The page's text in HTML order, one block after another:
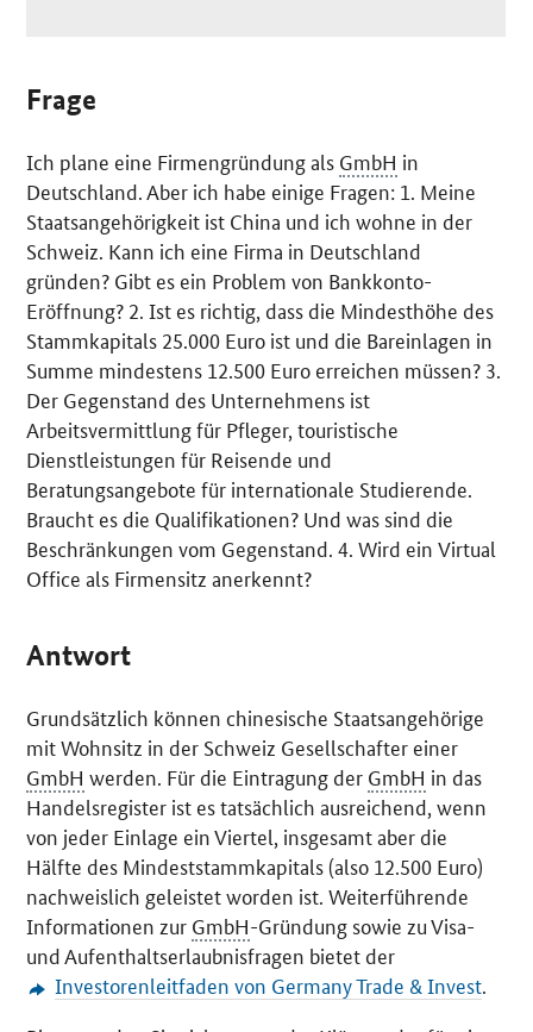
Frage
Ich plane eine Firmengründung als GmbH in
Deutschland. Aber ich habe einige Fragen: 1. Meine
Staatsangehörigkeit ist China und ich wohne in der
Schweiz. Kann ich eine Firma in Deutschland
gründen? Gibt es ein Problem von Bankkonto-
Eröffnung? 2. Ist es richtig, dass die Mindesthöhe des
Stammkapitals 25.000 Euro ist und die Bareinlagen in
Summe mindestens 12.500 Euro erreichen müssen? 3.
Der Gegenstand des Unternehmens ist
Arbeitsvermittlung für Pfleger, touristische
Dienstleistungen für Reisende und
Beratungsangebote für internationale Studierende.
Braucht es die Qualifikationen? Und was sind die
Beschränkungen vom Gegenstand. 4. Wird einVirtual
Office als Firmensitz anerkennt?
Antwort
Grundsätzlich können chinesische Staatsangehörige
mit Wohnsitz in der Schweiz Gesellschafter einer
GmbH werden. Für die Eintragung der GmbH in das
Handelsregister ist es tatsächlich ausreichend, wenn
von jeder Einlage ein Viertel, insgesamt aber die
Hälfte des Mindeststammkapitals (also 12.500 Euro)
nachweislich geleistet worden ist. Weiterführende
Informationen zur GmbH-Gründung sowie zu Visa-
und Aufenthaltserlaubnisfragen bietet der
Investorenleitfaden von Germany Trade & Invest.